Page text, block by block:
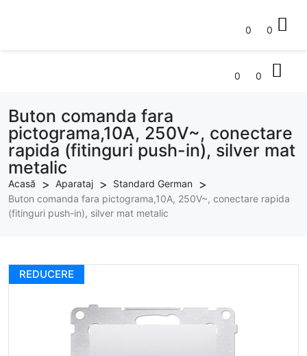
0 0
0 0
Buton comanda fara
pictograma,10A, 250V~, conectare
rapida (fitinguri push-in), silver mat
metalic
Acasă Aparataj
Standard German
Buton comanda fara pictograma,10A, 250V~, conectare rapida
(fitinguri push-in), silver mat metalic
REDUCERE